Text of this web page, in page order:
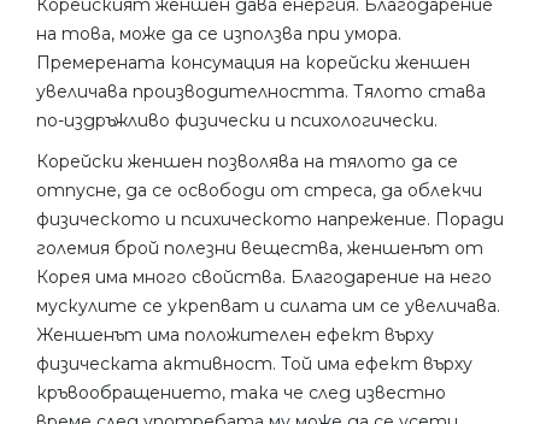
Корейският женшен дава енергия. Благодарение
на това, може да се използва при умора.
Премерената консумация на корейски женшен
увеличава производителността. Тялото става
по-издръжливо физически и психологически.
Корейски женшен позволява на тялото да се
отпусне, да се освободи от стреса, да облекчи
физическото и психическото напрежение. Поради
големия брой полезни вещества, женшенът от
Корея има много свойства. Благодарение на него
мускулите се укрепват и силата им се увеличава.
Женшенът има положителен ефект върху
физическата активност. Той има ефект върху
кръвообращението, така че след известно